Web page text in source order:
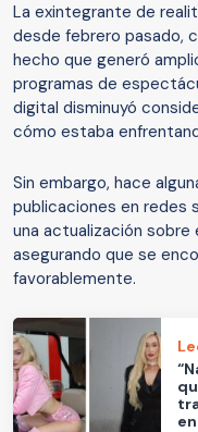
La exintegrante de
desde febrero pasado,
hecho que generó
programas de
digital disminuyó
cómo estaba
Sin embargo, hace
publicaciones en redes
una actualización
asegurando que se
favorablemente.